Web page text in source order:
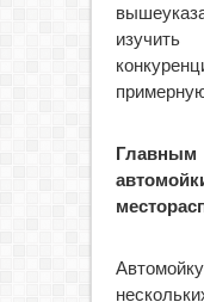
изучить